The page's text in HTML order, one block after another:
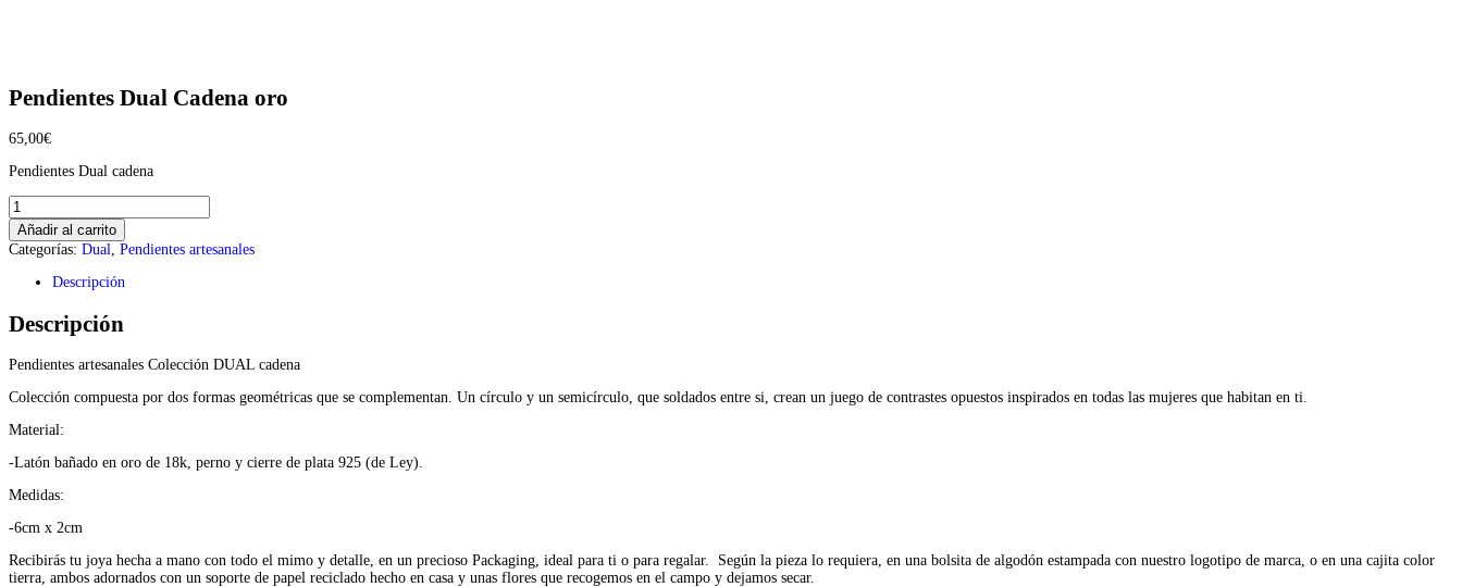
Pendientes Dual Cadena oro
65,00€
Pendientes Dual cadena
Pendientes
Dual
Cadena
oro
cantidad
Añadir al carrito
Categorías: Dual, Pendientes artesanales
Descripción
Descripción
Pendientes artesanales Colección DUAL cadena
Colección compuesta por dos formas geométricas que se complementan. Un círculo y un semicírculo, que soldados entre si, crean un juego de contrastes opuestos inspirados en todas las mujeres que habitan en ti.
Material:
-Latón bañado en oro de 18k, perno y cierre de plata 925 (de Ley).
Medidas:
-6cm x 2cm
Recibirás tu joya hecha a mano con todo el mimo y detalle, en un precioso Packaging, ideal para ti o para regalar. Según la pieza lo requiera, en una bolsita de algodón estampada con nuestro logotipo de marca, o en una cajita color
tierra, ambos adornados con un soporte de papel reciclado hecho en casa y unas flores que recogemos en el campo y dejamos secar.